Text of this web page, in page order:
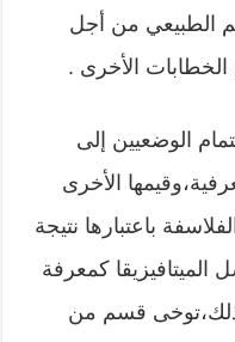
الطبيعي من أجل
الخطابات الأخرى .
الوضعيين إلى
الأخرى
باعتبارها نتيجة
كمعرفة
ذلك،توخى قسم من